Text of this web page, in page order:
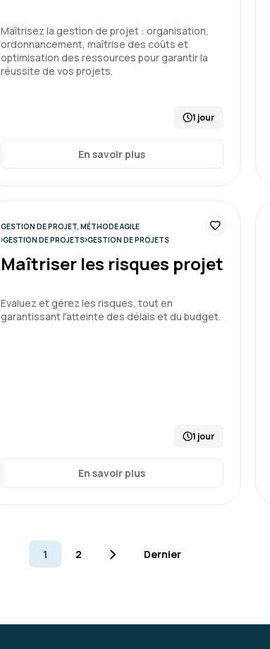
Nicolas S.
Bonne formation avec
Très bonne expérience,
exercices d'application
gestion de projet, adaptée
Excellente formation de
Maîtrisez la gestion de projet : organisation,
ordonnancement, maîtrise des coûts et
optimisation des ressources pour garantir la
réussite de vos projets.
1 jour
En savoir plus
GESTION DE PROJET, MÉTHODE AGILE
GESTION DE PROJETS GESTION DE PROJETS
Maîtriser les risques projet
Evaluez et gérez les risques, tout en
garantissant l'atteinte des délais et du budget.
1 jour
En savoir plus
1 2 Dernier